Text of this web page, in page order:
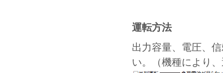
運転方法
出力容量、電圧、
い。（機種により